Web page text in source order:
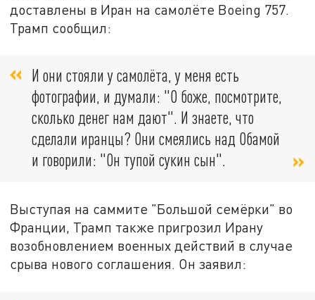
доставлены в Иран на самолёте Boeing 757.
Трамп сообщил:
И они стояли у самолёта, у меня есть
фотографии, и думали: "О боже, посмотрите,
сколько денег нам дают". И знаете, что
сделали иранцы? Они смеялись над Обамой
и говорили: "Он тупой сукин сын".
Выступая на саммите "Большой семёрки" во
Франции, Трамп также пригрозил Ирану
возобновлением военных действий в случае
срыва нового соглашения. Он заявил: